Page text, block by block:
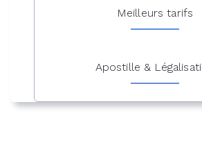
Meilleurs tarifs
Apostille &